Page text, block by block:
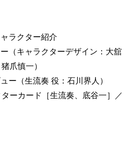
ラクター紹介
（キャラクターデザイン：大舘
爪慎一）
ー（生流奏 役：石川界人）
ーカード［生流奏、底谷一］／